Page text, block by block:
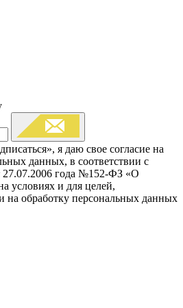
я даю свое согласие на
данных, в соответствии с
27.07.2006 года №152-ФЗ «О
условиях и для целей,
на обработку персональных данных